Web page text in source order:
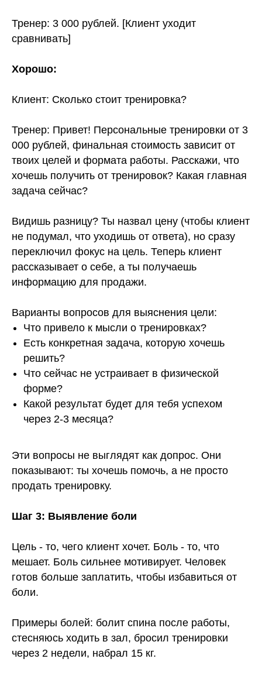
Тренер: 3 000 рублей. [Клиент уходит
сравнивать]
Хорошо:
Клиент: Сколько стоит тренировка?
Тренер: Привет! Персональные тренировки от 3
000 рублей, финальная стоимость зависит от
твоих целей и формата работы. Расскажи, что
хочешь получить от тренировок? Какая главная
задача сейчас?
Видишь разницу? Ты назвал цену (чтобы клиент
не подумал, что уходишь от ответа), но сразу
переключил фокус на цель. Теперь клиент
рассказывает о себе, а ты получаешь
информацию для продажи.
Варианты вопросов для выяснения цели:
Что привело к мысли о тренировках?
Есть конкретная задача, которую хочешь
решить?
Что сейчас не устраивает в физической
форме?
Какой результат будет для тебя успехом
через 2-3 месяца?
Эти вопросы не выглядят как допрос. Они
показывают: ты хочешь помочь, а не просто
продать тренировку.
Шаг 3: Выявление боли
Цель - то, чего клиент хочет. Боль - то, что
мешает. Боль сильнее мотивирует. Человек
готов больше заплатить, чтобы избавиться от
боли.
Примеры болей: болит спина после работы,
стесняюсь ходить в зал, бросил тренировки
через 2 недели, набрал 15 кг.